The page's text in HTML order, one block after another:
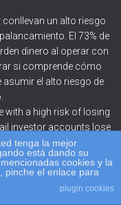
conllevan un alto riesgo
El 73% de
dinero al operar con
si comprende cómo
asumir el alto riesgo de
with a high risk of losing
investor accounts lose
You should consider
and whether you can
your money.
tenga la mejor
está dando su
cookies y la
, pinche el enlace para
plugin cookies